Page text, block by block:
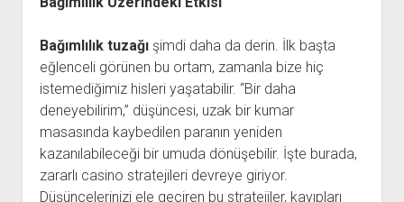
Bağımlılık tuzağışimdi daha da derin. İlk başta
eğlenceli görünen bu ortam, zamanla bize hiç
istemediğimiz hisleri yaşatabilir. “Bir daha
deneyebilirim,” düşüncesi, uzak bir kumar
masasında kaybedilen paranın yeniden
kazanılabileceği bir umuda dönüşebilir. İşte burada,
zararlı casino stratejileri devreye giriyor.
Düşüncelerinizi ele geçiren bu stratejiler, kayıpları